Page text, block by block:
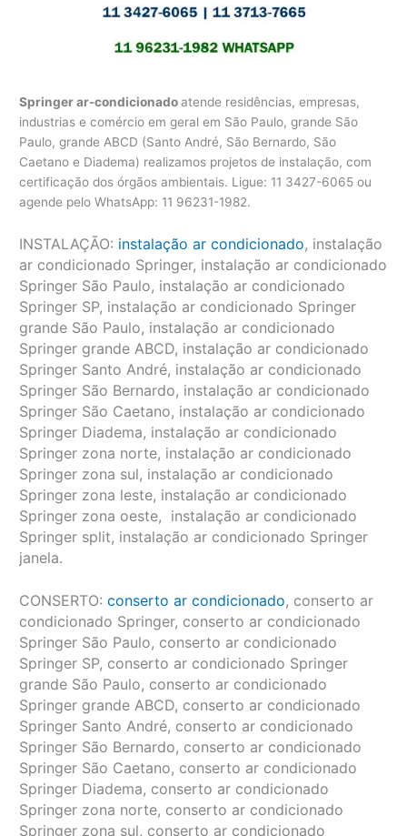
Springer ar-condicionadoatende residências, empresas,
industrias e comércio em geral em São Paulo, grande São
Paulo, grande ABCD (Santo André, São Bernardo, São
Caetano e Diadema) realizamos projetos de instalação, com
certificação dos órgãos ambientais. Ligue: 11 3427-6065 ou
agende pelo WhatsApp: 11 96231-1982.
INSTALAÇÃO: instalação ar condicionado, instalação
ar condicionado Springer, instalação ar condicionado
Springer São Paulo, instalação ar condicionado
Springer SP, instalação ar condicionado Springer
grande São Paulo, instalação ar condicionado
Springer grande ABCD, instalação ar condicionado
Springer Santo André, instalação ar condicionado
Springer São Bernardo, instalação ar condicionado
Springer São Caetano, instalação ar condicionado
Springer Diadema, instalação ar condicionado
Springer zona norte, instalação ar condicionado
Springer zona sul, instalação ar condicionado
Springer zona leste, instalação ar condicionado
Springer zona oeste, instalação ar condicionado
Springer split, instalação ar condicionado Springer
janela.
CONSERTO:conserto ar condicionado, conserto ar
condicionado Springer, conserto ar condicionado
Springer São Paulo, conserto ar condicionado
Springer SP, conserto ar condicionado Springer
grande São Paulo, conserto ar condicionado
Springer grande ABCD, conserto ar condicionado
Springer Santo André, conserto ar condicionado
Springer São Bernardo, conserto ar condicionado
Springer São Caetano, conserto ar condicionado
Springer Diadema, conserto ar condicionado
Springer zona norte, conserto ar condicionado
Springer zona sul, conserto ar condicionado